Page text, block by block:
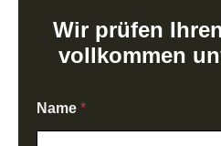
Wir prüfen
vollkommen
Name *